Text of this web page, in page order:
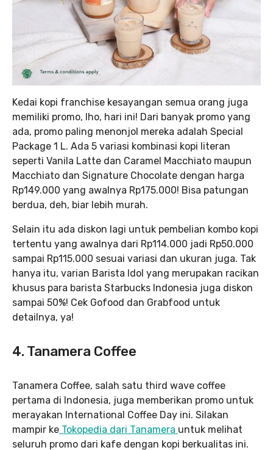
Kedai kopi franchise kesayangan semua orang juga
memiliki promo, lho, hari ini! Dari banyak promo yang
ada, promo paling menonjol mereka adalah Special
Package 1 L. Ada 5 variasi kombinasi kopi literan
seperti Vanila Latte dan Caramel Macchiato maupun
Macchiato dan Signature Chocolate dengan harga
Rp149.000 yang awalnya Rp175.000! Bisa patungan
berdua, deh, biar lebih murah.
Selain itu ada diskon lagi untuk pembelian kombo kopi
tertentu yang awalnya dari Rp114.000 jadi Rp50.000
sampai Rp115.000 sesuai variasi dan ukuran juga. Tak
hanya itu, varian Barista Idol yang merupakan racikan
khusus para barista Starbucks Indonesia juga diskon
sampai 50%! Cek Gofood dan Grabfood untuk
detailnya, ya!
4. Tanamera Coffee
Tanamera Coffee, salah satu third wave coffee
pertama di Indonesia, juga memberikan promo untuk
merayakan International Coffee Day ini. Silakan
mampir ke Tokopedia dari Tanamera untuk melihat
seluruh promo dari kafe dengan kopi berkualitas ini.